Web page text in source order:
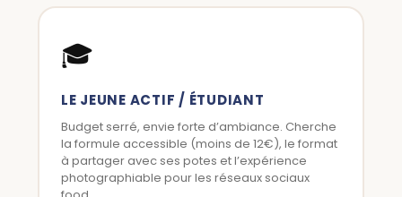
🎓
LE JEUNE ACTIF / ÉTUDIANT
Budget serré, envie forte d’ambiance. Cherche
la formule accessible (moins de 12€), le format
à partager avec ses potes et l’expérience
photographiable pour les réseaux sociaux